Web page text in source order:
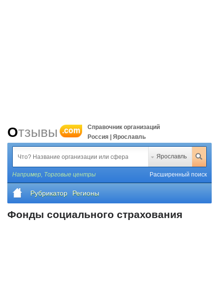
Отзывы .com
Справочник организаций
Россия | Ярославль
Ярославль
Например, Торговые центры Расширенный поиск
Рубрикатор Регионы
Фонды социального страхования